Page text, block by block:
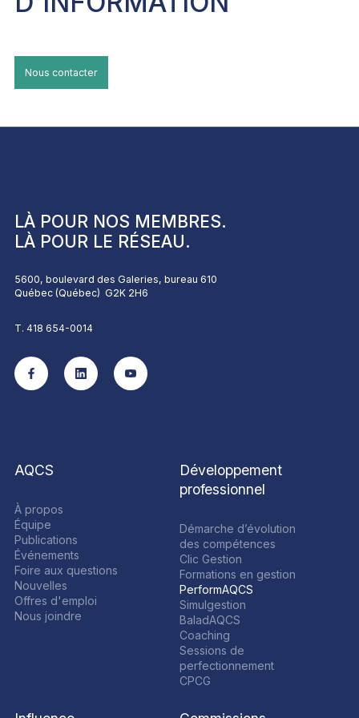
Nous contacter
LÀ POUR NOS MEMBRES.
LÀ POUR LE RÉSEAU.
5600, boulevard des Galeries, bureau 610
Québec (Québec) G2K 2H6
T. 418 654-0014
AQCS
À propos
Équipe
Publications
Événements
Foire aux questions
Nouvelles
Offres d'emploi
Nous joindre
Développement
professionnel
Démarche d’évolution
des compétences
Clic Gestion
Formations en gestion
PerformAQCS
Simulgestion
BaladAQCS
Coaching
Sessions de
perfectionnement
CPCG